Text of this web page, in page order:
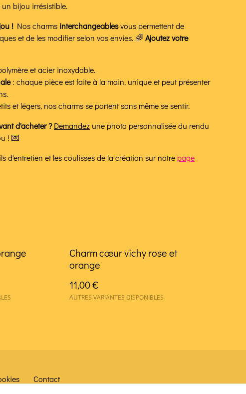
bijou irrésistible.
! Nos charms interchangeablesvous permettent de
et de les modifier selon vos envies. 🌈 Ajoutez votre
et acier inoxydable.
: chaque pièce est faite à la main, unique et peut présenter
et légers, nos charms se portent sans même se sentir.
d'acheter ?Demandez une photo personnalisée du rendu
! 💌
d'entretien et les coulisses de la création sur notre page
Charm cœur vichy rose et
orange
11,00 €
AUTRES VARIANTES DISPONIBLES
Contact